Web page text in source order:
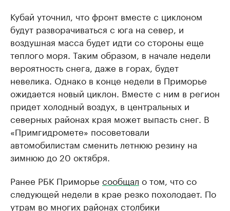
Кубай уточнил, что фронт вместе с циклоном
будут разворачиваться с юга на север, и
воздушная масса будет идти со стороны еще
теплого моря. Таким образом, в начале недели
вероятность снега, даже в горах, будет
невелика. Однако в конце недели в Приморье
ожидается новый циклон. Вместе с ним в регион
придет холодный воздух, в центральных и
северных районах края может выпасть снег. В
«Примгидромете» посоветовали
автомобилистам сменить летнюю резину на
зимнюю до 20 октября.
Ранее РБК Приморье сообщал о том, что со
следующей недели в крае резко похолодает. По
утрам во многих районах столбики